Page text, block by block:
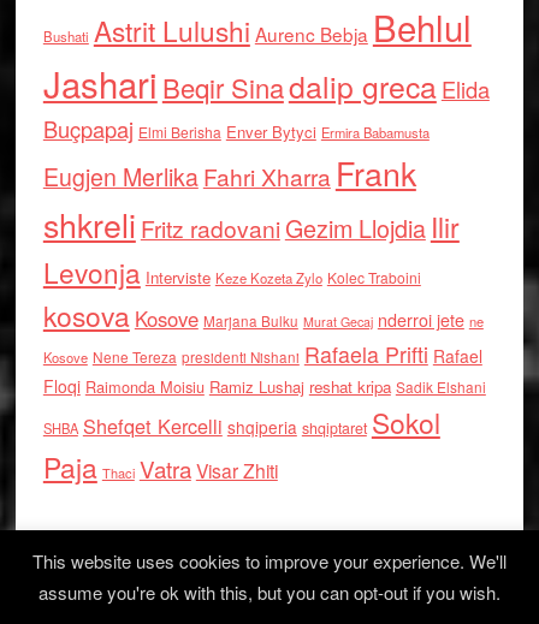
Bushati Astrit Lulushi Aurenc Bebja Behlul
Jashari Beqir Sinadalip grecaElida
Buçpapaj Elmi Berisha Enver Bytyci Ermira Babamusta
Eugjen MerlikaFahri Xharra Frank
shkreli Fritz radovaniGezim Llojdia Ilir
Levonja Interviste Keze Kozeta Zylo Kolec Traboini
kosova Kosove Marjana Bulku Murat Gecaj nderroi jete ne
Kosove Nene Tereza presidenti Nishani Rafaela Prifti Rafael
Floqi Raimonda Moisiu Ramiz Lushaj reshat kripa Sadik Elshani
SHBA Shefqet Kercelli shqiperia shqiptaret Sokol
Paja Thaci VatraVisar Zhiti
This website uses cookies to improve your experience. We'll
assume you're ok with this, but you can opt-out if you wish.